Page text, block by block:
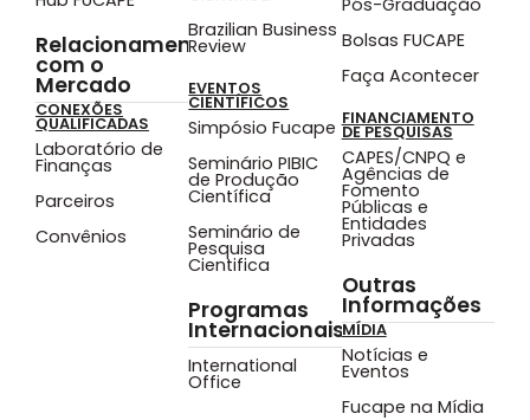
Relacionamento
com o
Mercado
CONEXÕES
QUALIFICADAS
Laboratório de
Finanças
Parceiros
Convênios
Brazilian Business
Review
EVENTOS
CIENTÍFICOS
Simpósio Fucape
Seminário PIBIC
de Produção
Científica
Seminário de
Pesquisa
Cientifica
Programas
Internacionais
International
Office
Pós-Graduação
Bolsas FUCAPE
Faça Acontecer
FINANCIAMENTO
DE PESQUISAS
CAPES/CNPQ e
Agências de
Fomento
Públicas e
Entidades
Privadas
Outras
Informações
MÍDIA
Notícias e
Eventos
Fucape na Mídia